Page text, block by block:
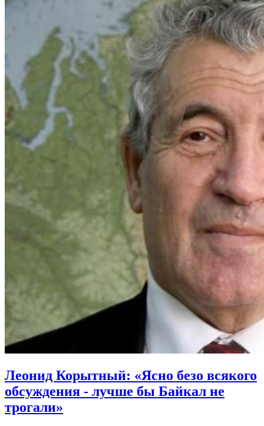
Леонид Корытный: «Ясно безо всякого
обсуждения - лучше бы Байкал не
трогали»